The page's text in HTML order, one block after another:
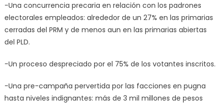
-Una concurrencia precaria en relación con los padrones
electorales empleados: alrededor de un 27% en las primarias
cerradas del PRM y de menos aun en las primarias abiertas
del PLD.
-Un proceso despreciado por el 75% de los votantes inscritos.
-Una pre-campaña pervertida por las facciones en pugna
hasta niveles indignantes: más de 3 mil millones de pesos